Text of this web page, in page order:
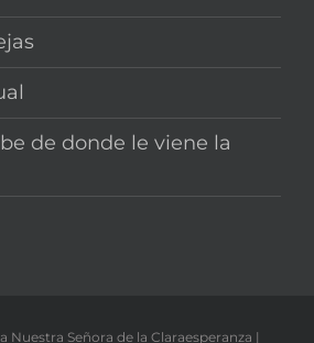
de donde le viene la
Nuestra Señora de la Claraesperanza |